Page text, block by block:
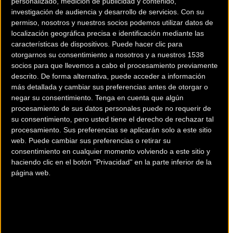
investigación de audiencia y desarrollo de servicios. Con su
permiso, nosotros y nuestros socios podemos utilizar datos de
localización geográfica precisa e identificación mediante las
características de dispositivos. Puede hacer clic para
otorgarnos su consentimiento a nosotros y a nuestros 1538
socios para que llevemos a cabo el procesamiento previamente
descrito. De forma alternativa, puede acceder a información
más detallada y cambiar sus preferencias antes de otorgar o
negar su consentimiento. Tenga en cuenta que algún
procesamiento de sus datos personales puede no requerir de
su consentimiento, pero usted tiene el derecho de rechazar tal
procesamiento. Sus preferencias se aplicarán solo a este sitio
web. Puede cambiar sus preferencias o retirar su
consentimiento en cualquier momento volviendo a este sitio y
haciendo clic en el botón "Privacidad" en la parte inferior de la
página web.
oportunidad de ir a los sprints intermedios, retroceder
unos segundos y tomar el liderato. “Sabía que no era el
tipo más rápido aquí, así que intenté posicionarme bien y
correr lo mejor que pude y, al final, hoy fui tercero. Hubo
bonificaciones de tiempo para el tercer lugar, así que lo
obtuve y podré usarlo mañana en la contrarreloj.
“Es bueno que el trabajo duro de los dos últimos días dé
sus frutos y pueda ponerme la camiseta amarilla para el
equipo. El equipo me estuvo posicionando todo el día para
asegurarse de que pudiera levantarme para todo el sprint
intermedio y también para el sprint final, por lo que es un
día realmente bueno para nosotros.